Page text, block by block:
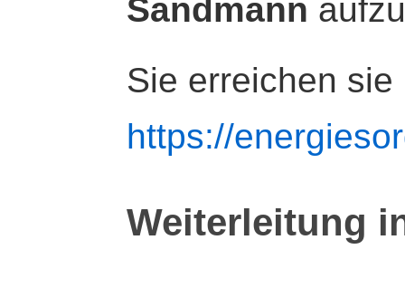
Sandmann
Sie erreichen sie
https://
Weiterleitung